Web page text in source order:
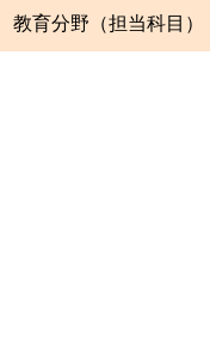
教育分野（担当科目）